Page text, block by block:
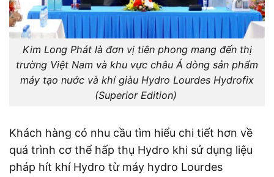
Kim Long Phát là đơn vị tiên phong mang đến thị
trường Việt Nam và khu vực châu Á dòng sản phẩm
máy tạo nước và khí giàu Hydro Lourdes Hydrofix
(Superior Edition)
Khách hàng có nhu cầu tìm hiểu chi tiết hơn về
quá trình cơ thể hấp thụ Hydro khi sử dụng liệu
pháp hít khí Hydro từ máy hydro Lourdes